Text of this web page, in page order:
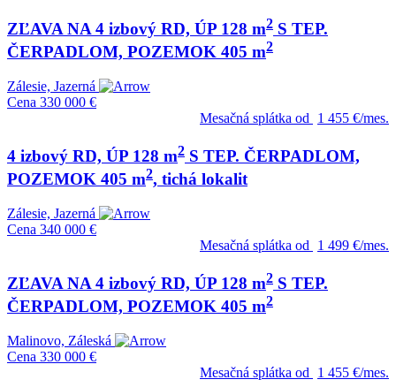
ZĽAVA NA 4 izbový RD, ÚP 128 m2 S TEP.
ČERPADLOM, POZEMOK 405 m2
Zálesie, Jazerná
Cena 330 000 €
Mesačná splátka od
1 455 €/mes.
4 izbový RD, ÚP 128 m2 S TEP. ČERPADLOM,
POZEMOK 405 m2, tichá lokalit
Zálesie, Jazerná
Cena 340 000 €
Mesačná splátka od
1 499 €/mes.
ZĽAVA NA 4 izbový RD, ÚP 128 m2 S TEP.
ČERPADLOM, POZEMOK 405 m2
Malinovo, Záleská
Cena 330 000 €
Mesačná splátka od
1 455 €/mes.